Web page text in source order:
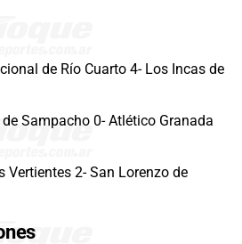
de Río Cuarto 4- Los Incas de
Sampacho 0- Atlético Granada
Vertientes 2- San Lorenzo de